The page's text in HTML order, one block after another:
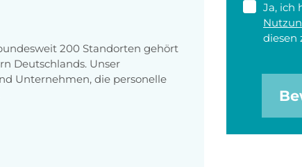
200 Standorten gehört
Deutschlands. Unser
Unternehmen, die personelle
Ja, ich
diesen